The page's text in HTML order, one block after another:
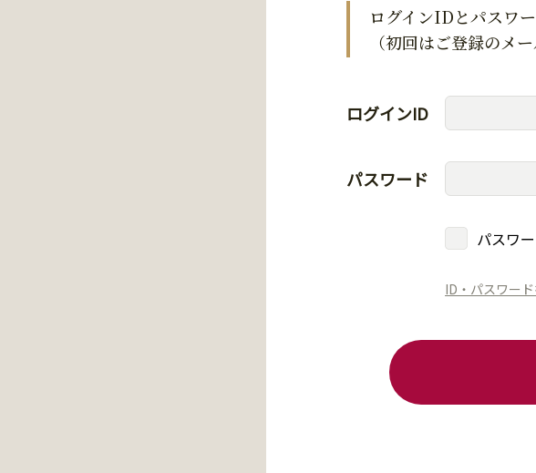
ログインIDとパスワ
（初回はご登録のメ
ログインID
パスワード
パスワ
ID・パスワー